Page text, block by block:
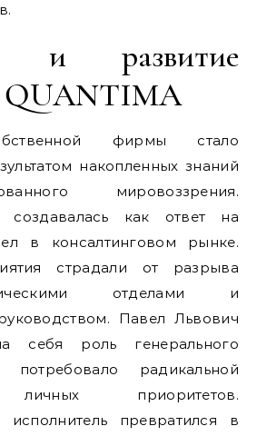
и развитие
QUANTIMA
фирмы стало
накопленных знаний
мировоззрения.
создавалась как ответ на
в консалтинговом рынке.
страдали от разрыва
отделами и
Павел Львович
себя роль генерального
потребовало радикальной
личных приоритетов.
исполнитель превратился в